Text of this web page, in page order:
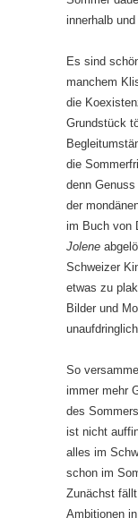
innerhalb
Es sind
manchem
die
Grundstück
die
denn
der
im Buch von
Jolene
Schweizer
etwas zu
Bilder und
So
immer mehr
des
ist nicht
alles im
schon im
Zunächst
Ambitionen